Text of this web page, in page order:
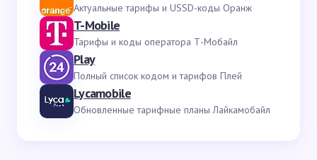
Актуальные тарифы и USSD-коды Оранж
T-Mobile
Тарифы и коды оператора Т-Мобайл
Play
Полный список кодом и тарифов Плей
Lycamobile
Обновленные тарифные планы Лайкамобайл